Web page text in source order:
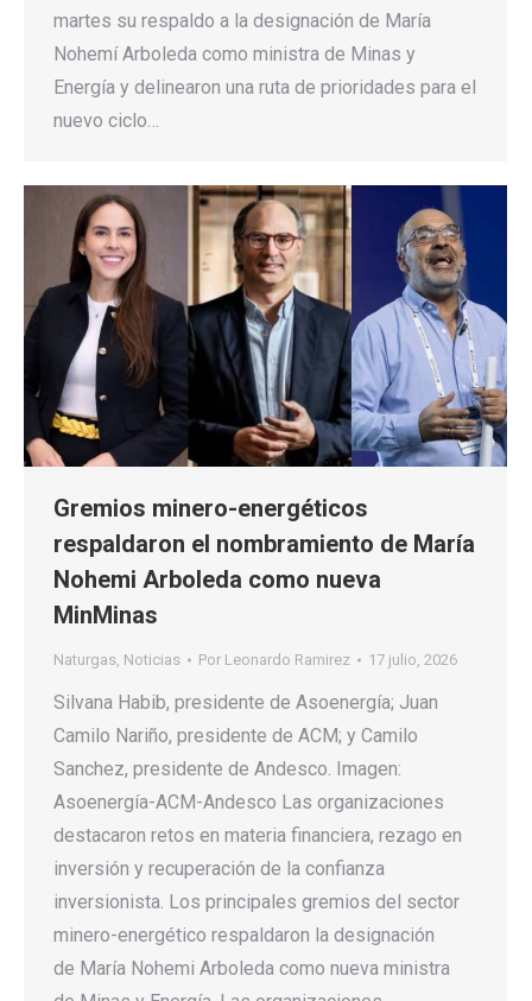
martes su respaldo a la designación de María
Nohemí Arboleda como ministra de Minas y
Energía y delinearon una ruta de prioridades para el
nuevo ciclo…
Gremios minero-energéticos
respaldaron el nombramiento de María
Nohemi Arboleda como nueva
MinMinas
Naturgas, Noticias Por Leonardo Ramirez 17 julio, 2026
Silvana Habib, presidente de Asoenergía; Juan
Camilo Nariño, presidente de ACM; y Camilo
Sanchez, presidente de Andesco. Imagen:
Asoenergía-ACM-Andesco Las organizaciones
destacaron retos en materia financiera, rezago en
inversión y recuperación de la confianza
inversionista. Los principales gremios del sector
minero-energético respaldaron la designación
de María Nohemi Arboleda como nueva ministra